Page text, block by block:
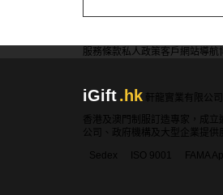
服務條款私人政策客戶 網站導航
iGift.hk
軒龍實業有限公司
香港及澳門制服訂造專家，成
公司、政府機構及大型企業提供
Sedex
ISO 9001 FAMA